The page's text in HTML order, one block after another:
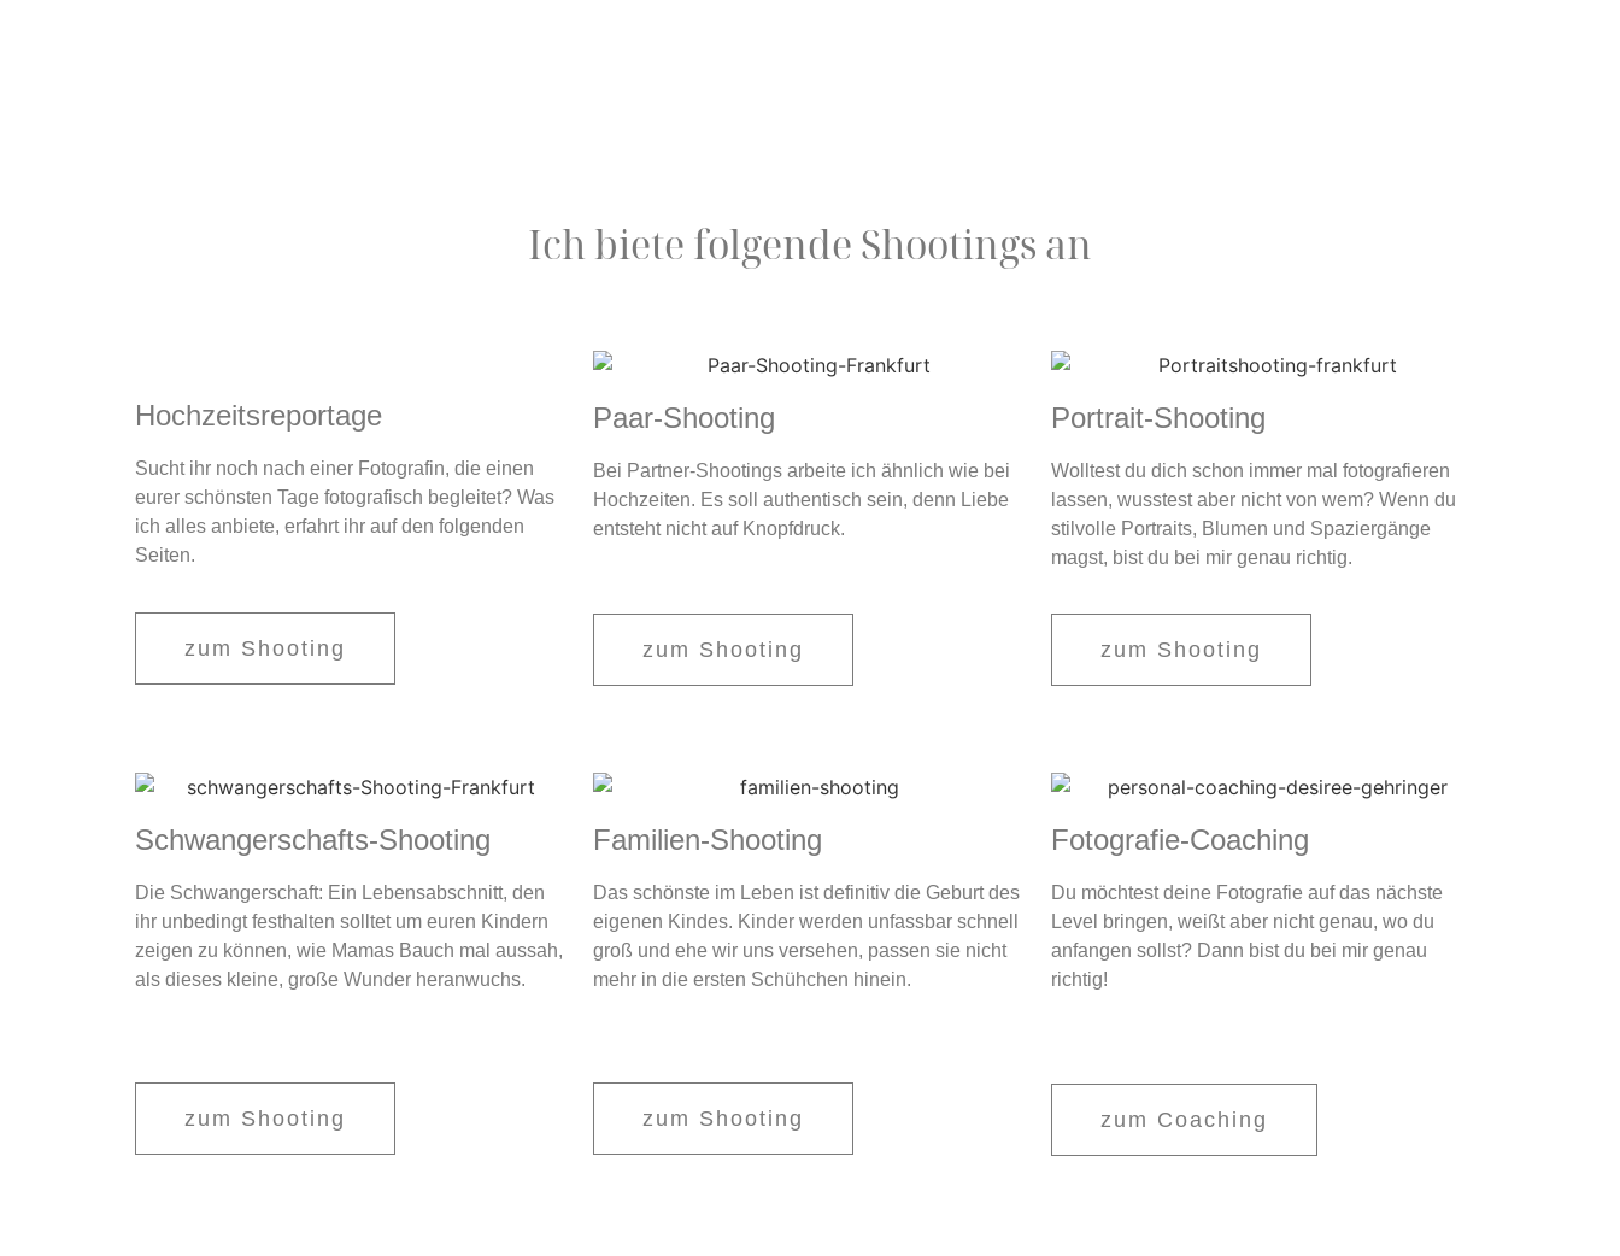
Ich biete folgende Shootings an
Hochzeitsreportage
Sucht ihr noch nach einer Fotografin, die einen
eurer schönsten Tage fotografisch begleitet? Was
ich alles anbiete, erfahrt ihr auf den folgenden
Seiten.
zum Shooting
Paar-Shooting
Bei Partner-Shootings arbeite ich ähnlich wie bei
Hochzeiten. Es soll authentisch sein, denn Liebe
entsteht nicht auf Knopfdruck.
zum Shooting
Portrait-Shooting
Wolltest du dich schon immer mal fotografieren
lassen, wusstest aber nicht von wem? Wenn du
stilvolle Portraits, Blumen und Spaziergänge
magst, bist du bei mir genau richtig.
zum Shooting
Schwangerschafts-Shooting
Die Schwangerschaft: Ein Lebensabschnitt, den
ihr unbedingt festhalten solltet um euren Kindern
zeigen zu können, wie Mamas Bauch mal aussah,
als dieses kleine, große Wunder heranwuchs.
zum Shooting
Familien-Shooting
Das schönste im Leben ist definitiv die Geburt des
eigenen Kindes. Kinder werden unfassbar schnell
groß und ehe wir uns versehen, passen sie nicht
mehr in die ersten Schühchen hinein.
zum Shooting
Fotografie-Coaching
Du möchtest deine Fotografie auf das nächste
Level bringen, weißt aber nicht genau, wo du
anfangen sollst? Dann bist du bei mir genau
richtig!
zum Coaching